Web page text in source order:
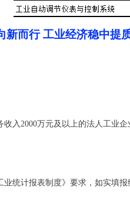
新而行 工业经济稳中
入2000万元及以上的法人工业企
计报表制度》要求，如实填报